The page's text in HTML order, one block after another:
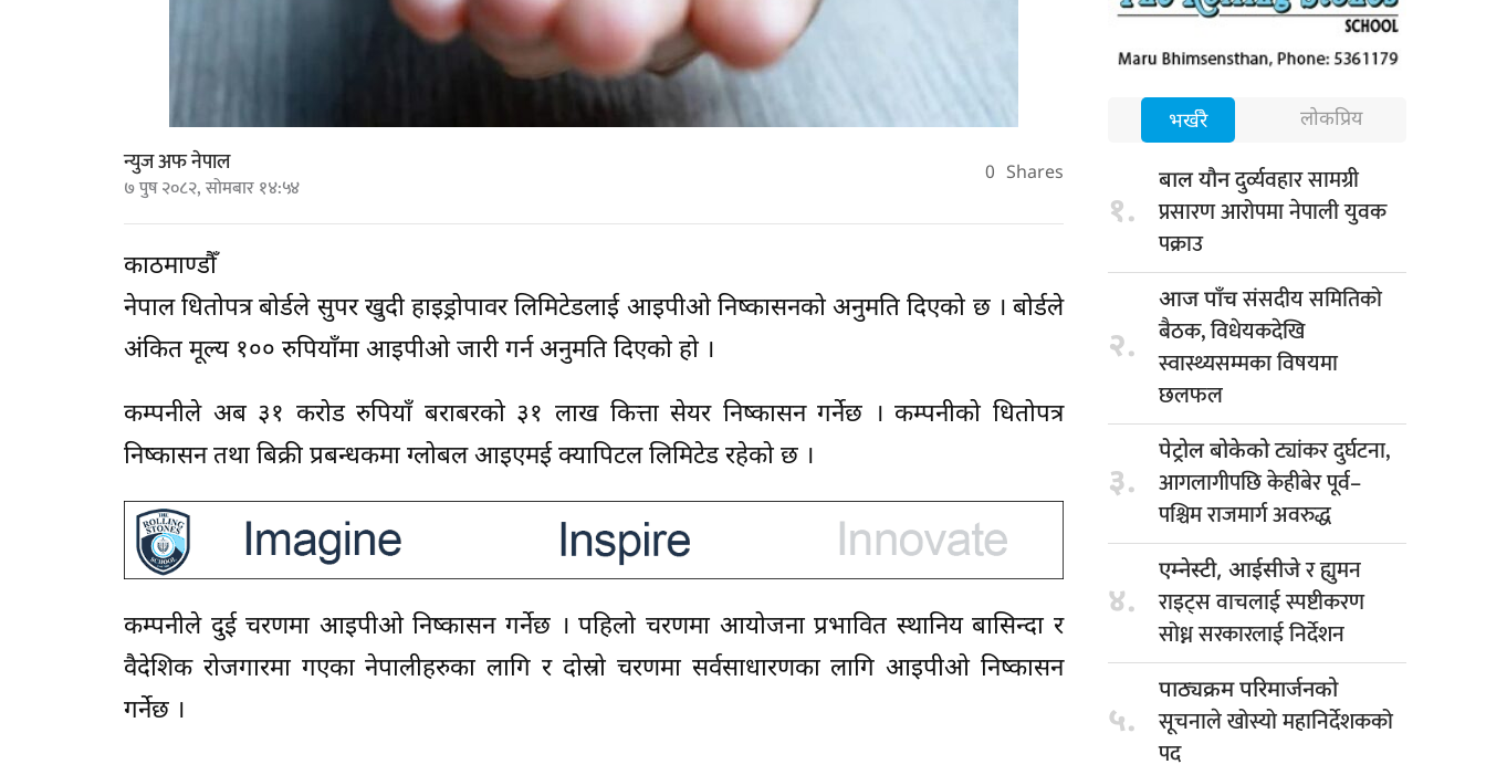
न्युज अफ नेपाल
७ पुष २०८२, सोमबार १४:५४ 0 Shares
काठमाण्डौँ
नेपाल धितोपत्र बोर्डले सुपर खुदी हाइड्रोपावर लिमिटेडलाई आइपीओ निष्कासनको अनुमति दिएको छ । बोर्डले
अंकित मूल्य १०० रुपियाँमा आइपीओ जारी गर्न अनुमति दिएको हो ।
कम्पनीले अब ३१ करोड रुपियाँ बराबरको ३१ लाख कित्ता सेयर निष्कासन गर्नेछ । कम्पनीको धितोपत्र
निष्कासन तथा बिक्री प्रबन्धकमा ग्लोबल आइएमई क्यापिटल लिमिटेड रहेको छ ।
कम्पनीले दुई चरणमा आइपीओ निष्कासन गर्नेछ । पहिलो चरणमा आयोजना प्रभावित स्थानिय बासिन्दा र
वैदेशिक रोजगारमा गएका नेपालीहरुका लागि र दोस्रो चरणमा सर्वसाधारणका लागि आइपीओ निष्कासन
गर्नेछ ।
भर्खरै लोकप्रिय
१.
बाल यौनदुर्व्यवहार सामग्री
प्रसारण आरोपमा नेपाली युवक
पक्राउ
२.
आज पाँचसंसदीय समितिको
बैठक, विधेयकदेखि
स्वास्थ्यसम्मका विषयमा
छलफल
३.
पेट्रोल बोकेकोट्यांकर दुर्घटना,
आगलागीपछि केहीबेर पूर्व–
पश्चिम राजमार्ग अवरुद्ध
४.
एम्नेस्टी, आईसीजेर ह्युमन
राइट्स वाचलाई स्पष्टीकरण
सोध्न सरकारलाई निर्देशन
५.
पाठ्यक्रम परिमार्जनको
सूचनाले खोस्यो महानिर्देशकको
पद